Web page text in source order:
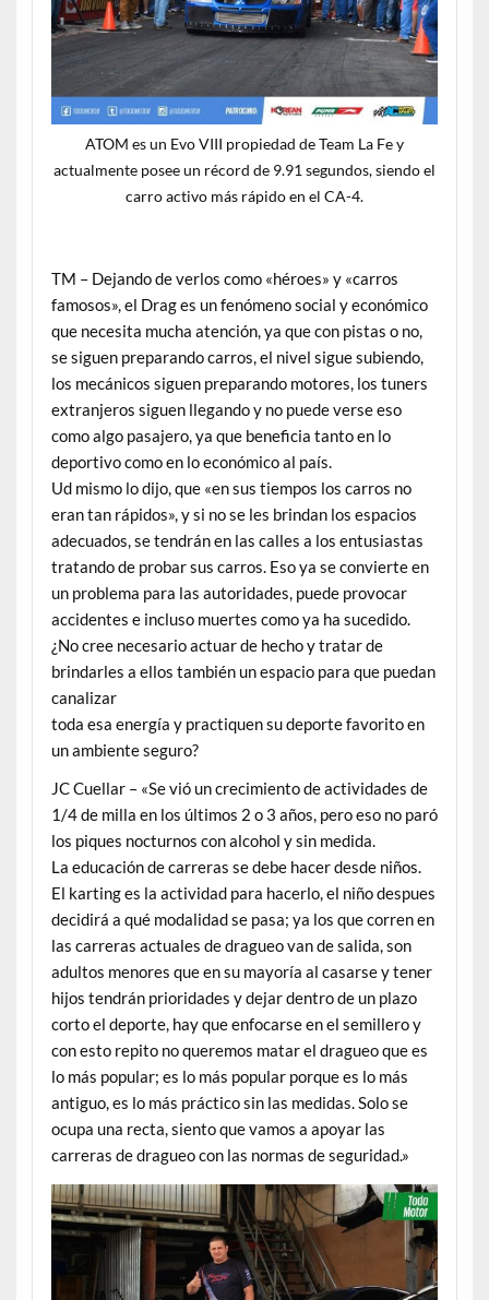
ATOM es un Evo VIII propiedad de Team La Fe y
actualmente posee un récord de 9.91 segundos, siendo el
carro activo más rápido en el CA-4.
TM – Dejando de verlos como «héroes» y «carros
famosos», el Drag es un fenómeno social y económico
que necesita mucha atención, ya que con pistas o no,
se siguen preparando carros, el nivel sigue subiendo,
los mecánicos siguen preparando motores, los tuners
extranjeros siguen llegando y no puede verse eso
como algo pasajero, ya que beneficia tanto en lo
deportivo como en lo económico al país.
Ud mismo lo dijo, que «en sus tiempos los carros no
eran tan rápidos», y si no se les brindan los espacios
adecuados, se tendrán en las calles a los entusiastas
tratando de probar sus carros. Eso ya se convierte en
un problema para las autoridades, puede provocar
accidentes e incluso muertes como ya ha sucedido.
¿No cree necesario actuar de hecho y tratar de
brindarles a ellos también un espacio para que puedan
canalizar
toda esa energía y practiquen su deporte favorito en
un ambiente seguro?
JC Cuellar – «Se vió un crecimiento de actividades de
1/4 de milla en los últimos 2 o 3 años, pero eso no paró
los piques nocturnos con alcohol y sin medida.
La educación de carreras se debe hacer desde niños.
El karting es la actividad para hacerlo, el niño despues
decidirá a qué modalidad se pasa; ya los que corren en
las carreras actuales de dragueo van de salida, son
adultos menores que en su mayoría al casarse y tener
hijos tendrán prioridades y dejar dentro de un plazo
corto el deporte, hay que enfocarse en el semillero y
con esto repito no queremos matar el dragueo que es
lo más popular; es lo más popular porque es lo más
antiguo, es lo más práctico sin las medidas. Solo se
ocupa una recta, siento que vamos a apoyar las
carreras de dragueo con las normas de seguridad.»